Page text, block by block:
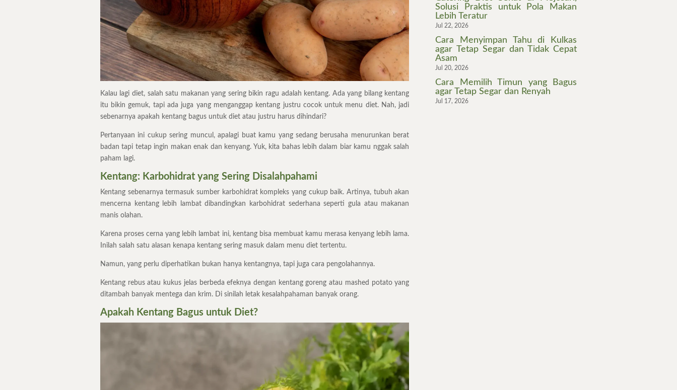
Kalau lagi diet, salah satu makanan yang sering bikin ragu adalah kentang. Ada yang bilang kentang
itu bikin gemuk, tapi ada juga yang menganggap kentang justru cocok untuk menu diet. Nah, jadi
sebenarnya apakah kentang bagus untuk diet atau justru harus dihindari?
Pertanyaan ini cukup sering muncul, apalagi buat kamu yang sedang berusaha menurunkan berat
badan tapi tetap ingin makan enak dan kenyang. Yuk, kita bahas lebih dalam biar kamu nggak salah
paham lagi.
Kentang: Karbohidrat yang Sering Disalahpahami
Kentang sebenarnya termasuk sumber karbohidrat kompleks yang cukup baik. Artinya, tubuh akan
mencerna kentang lebih lambat dibandingkan karbohidrat sederhana seperti gula atau makanan
manis olahan.
Karena proses cerna yang lebih lambat ini, kentang bisa membuat kamu merasa kenyang lebih lama.
Inilah salah satu alasan kenapa kentang sering masuk dalam menu diet tertentu.
Namun, yang perlu diperhatikan bukan hanya kentangnya, tapi juga cara pengolahannya.
Kentang rebus atau kukus jelas berbeda efeknya dengan kentang goreng atau mashed potato yang
ditambah banyak mentega dan krim. Di sinilah letak kesalahpahaman banyak orang.
Apakah Kentang Bagus untuk Diet?
Solusi Praktis untuk Pola Makan
Lebih Teratur
Jul 22, 2026
Cara Menyimpan Tahu di Kulkas
agar Tetap Segar dan Tidak Cepat
Asam
Jul 20, 2026
Cara Memilih Timun yang Bagus
agar Tetap Segar dan Renyah
Jul 17, 2026